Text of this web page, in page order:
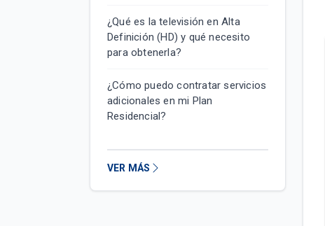
¿Qué es la televisión en Alta
Definición (HD) y qué necesito
para obtenerla?
¿Cómo puedo contratar servicios
adicionales en mi Plan
Residencial?
VER MÁS